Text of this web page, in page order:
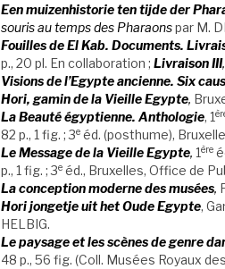
Een muizenhistorie ten tijde der
souris au temps des Pharaonspar M.
Fouilles de El Kab. Documents.
p., 20 pl. En collaboration ; Livraison III,
Visions de l’Egypte ancienne. Six
Hori, gamin de la Vieille Egypte,
La Beauté égyptienne. Anthologie, 1
82 p., 1 fig. ; 3eéd. (posthume),
Le Message de la Vieille Egypte, 1ère
p., 1 fig. ; 3eéd., Bruxelles, Office de
La conception moderne des musées,
Hori jongetje uit het Oude Egypte,
HELBIG.
Le paysage et les scènes de genre
48 p., 56 fig. (Coll. Musées Royaux